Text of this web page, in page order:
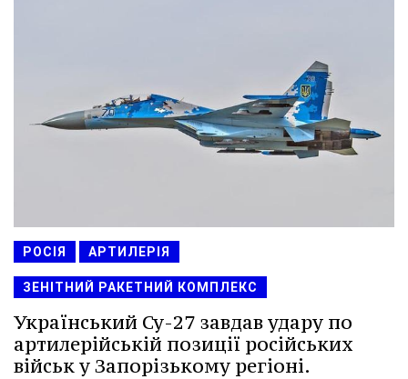
РОСІЯ АРТИЛЕРІЯ
ЗЕНІТНИЙ РАКЕТНИЙ КОМПЛЕКС
Український Су-27 завдав удару по
артилерійській позиції російських
військ у Запорізькому регіоні.